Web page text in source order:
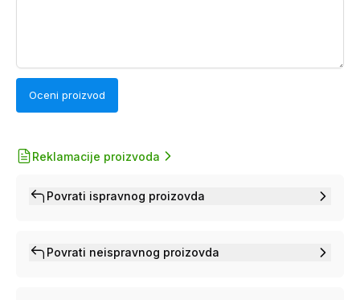
Oceni proizvod
Reklamacije proizvoda
Povrati ispravnog proizovda
Povrati neispravnog proizovda